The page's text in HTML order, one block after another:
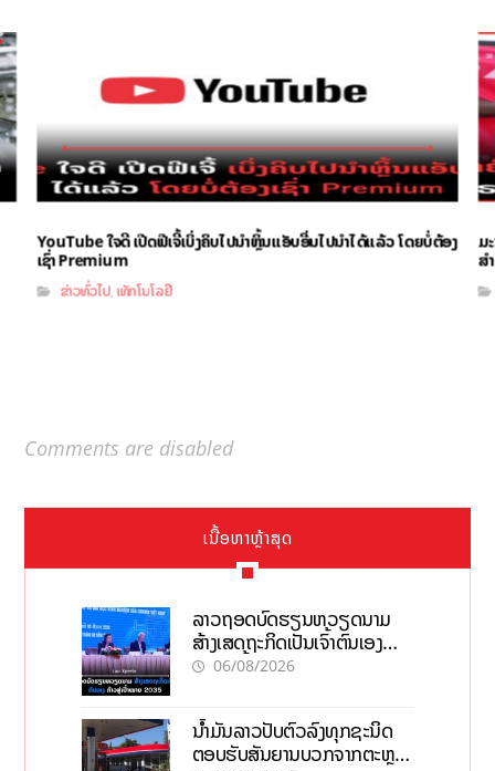
YouTube ໃຈດີ ເປີດຟີເຈີ້ເບິ່ງຄິບໄປນຳຫຼິ້ນແອັບອື່ນໄປນຳໄດ້ແລ້ວ ໂດຍບໍ່ຕ້ອງ
ເຊົ່າ Premium
ຂ່າວທົ່ວໄປ ເທັກໂນໂລຢີ
ມ
ສ
Comments are disabled
ເນື້ອຫາຫຼ້າສຸດ
ລາວຖອດບົດຮຽນຫວຽດນາມ
ສ້າງເສດຖະກິດເປັນເຈົ້າຕົນເອງ
ກ້າວສູ່ເປົ້າໝາຍ 2035
06/08/2026
ນໍ້າມັນລາວປັບຕົວລົງທຸກຊະນິດ
ຕອບຮັບສັນຍານບວກຈາກຕະຫຼາດ